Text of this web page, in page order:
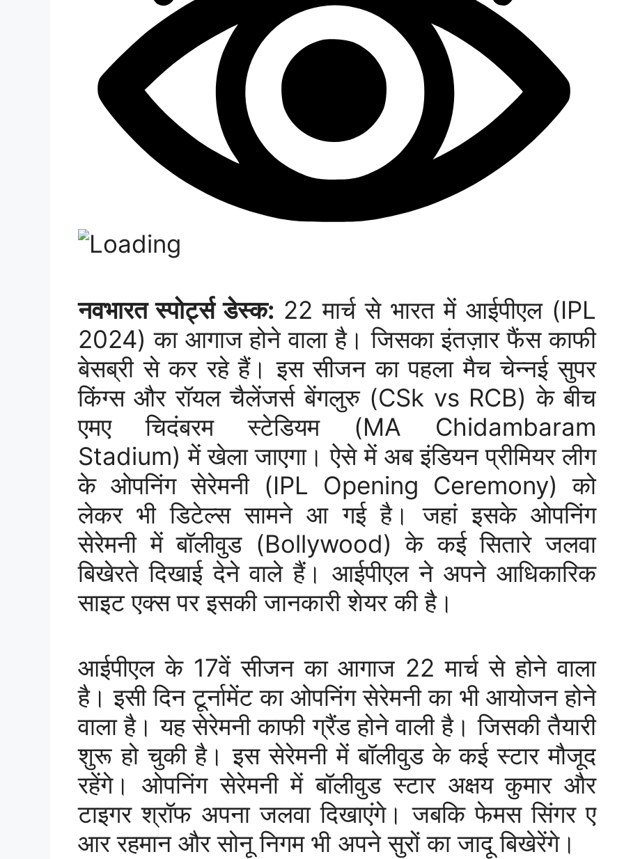
नवभारत स्पोर्ट्स डेस्क: 22 मार्च से भारत में आईपीएल (IPL
2024) का आगाज होने वाला है। जिसका इंतज़ार फैंस काफी
बेसब्री से कर रहे हैं। इस सीजन का पहला मैच चेन्नई सुपर
किंग्स और रॉयल चैलेंजर्स बेंगलुरु (CSk vs RCB) के बीच
एमए चिदंबरम स्टेडियम (MA Chidambaram
Stadium) में खेला जाएगा। ऐसे में अब इंडियन प्रीमियर लीग
के ओपनिंग सेरेमनी (IPL Opening Ceremony) को
लेकर भी डिटेल्स सामने आ गई है। जहां इसके ओपनिंग
सेरेमनी में बॉलीवुड (Bollywood) के कई सितारे जलवा
बिखेरते दिखाई देने वाले हैं। आईपीएल ने अपने आधिकारिक
साइट एक्स पर इसकी जानकारी शेयर की है।
आईपीएल के 17वें सीजन का आगाज 22 मार्च से होने वाला
है। इसी दिन टूर्नामेंट का ओपनिंग सेरेमनी का भी आयोजन होने
वाला है। यह सेरेमनी काफी ग्रैंड होने वाली है। जिसकी तैयारी
शुरू हो चुकी है। इस सेरेमनी में बॉलीवुड के कई स्टार मौजूद
रहेंगे। ओपनिंग सेरेमनी में बॉलीवुड स्टार अक्षय कुमार और
टाइगर श्रॉफ अपना जलवा दिखाएंगे। जबकि फेमस सिंगर ए
आर रहमान और सोनू निगम भी अपने सुरों का जादू बिखेरेंगे।